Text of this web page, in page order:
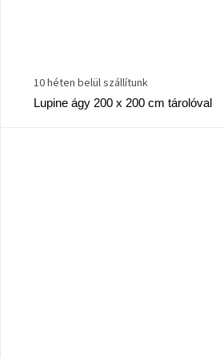
Lupine ágy 200 x 200 cm tárolóval
10 héten belül szállítunk